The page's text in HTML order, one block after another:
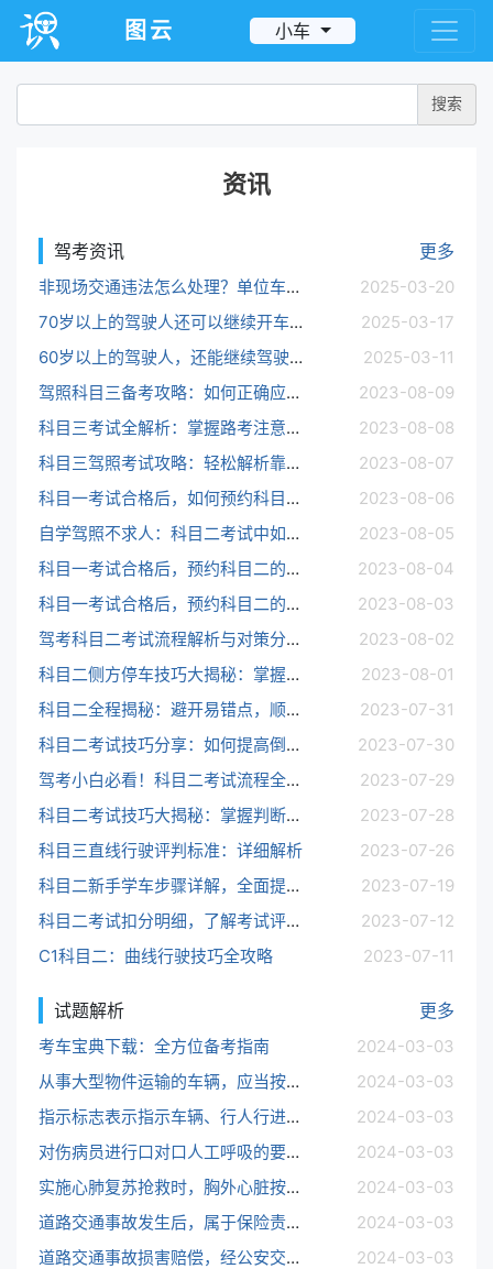
图云 小车
搜索
资讯
驾考资讯 更多
非现场交通违法怎么处理？单位车辆的违法记录怎么查询？
2025-03-20
70岁以上的驾驶人还可以继续开车吗？
2025-03-17
60岁以上的驾驶人，还能继续驾驶大中型客货车吗？
2025-03-11
驾照科目三备考攻略：如何正确应对曲线行驶及变道考试？
2023-08-09
科目三考试全解析：掌握路考注意事项，一次性通过不是梦！
2023-08-08
科目三驾照考试攻略：轻松解析靠边停车的技巧！
2023-08-07
科目一考试合格后，如何预约科目二？详细解析预约流程和注意事项
2023-08-06
自学驾照不求人：科目二考试中如何规避倒车入库失误？
2023-08-05
科目一考试合格后，预约科目二的窗口期是多久？抢时间VS稳妥安排，如何选择？
2023-08-04
科目一考试合格后，预约科目二的时间要注意什么？提前预约VS延后预约，哪种更好？
2023-08-03
驾考科目二考试流程解析与对策分享：如何正确认识考试流程，制定科学备考计划，提高考试通过率
2023-08-02
科目二侧方停车技巧大揭秘：掌握正确的倒车姿势和技巧，轻松通过考试
2023-08-01
科目二全程揭秘：避开易错点，顺利通过考试！
2023-07-31
科目二考试技巧分享：如何提高倒车入库的成功率？
2023-07-30
驾考小白必看！科目二考试流程全解析
2023-07-29
科目二考试技巧大揭秘：掌握判断车距与急刹车操作，轻松拿下驾照！
2023-07-28
科目三直线行驶评判标准：详细解析
2023-07-26
科目二新手学车步骤详解，全面提高驾驶水平
2023-07-19
科目二考试扣分明细，了解考试评分标准
2023-07-12
C1科目二：曲线行驶技巧全攻略
2023-07-11
试题解析 更多
考车宝典下载：全方位备考指南
2024-03-03
从事大型物件运输的车辆，应当按照规定装置统一的标志和悬挂标志旗。
2024-03-03
指示标志表示指示车辆、行人行进的含义，道路使用者应遵循，除个别标志外,均为（）式样。
2024-03-03
对伤病员进行口对口人工呼吸的要领为捏紧鼻翼，包严嘴唇，连续吹气___次，每次___秒。
2024-03-03
实施心肺复苏抢救时，胸外心脏按压时频率为100次/分钟，每组连续按压15次，应进行________次人工呼吸。
2024-03-03
道路交通事故发生后，属于保险责任的，在与被保险人达成赔偿保证金的协议后________日内，保险公司赔偿保证金。
2024-03-03
道路交通事故损害赔偿，经公安交通管理部门调解，当事人未能达成协议或者调解协议生效后不履行的，当事人可以________。
2024-03-03